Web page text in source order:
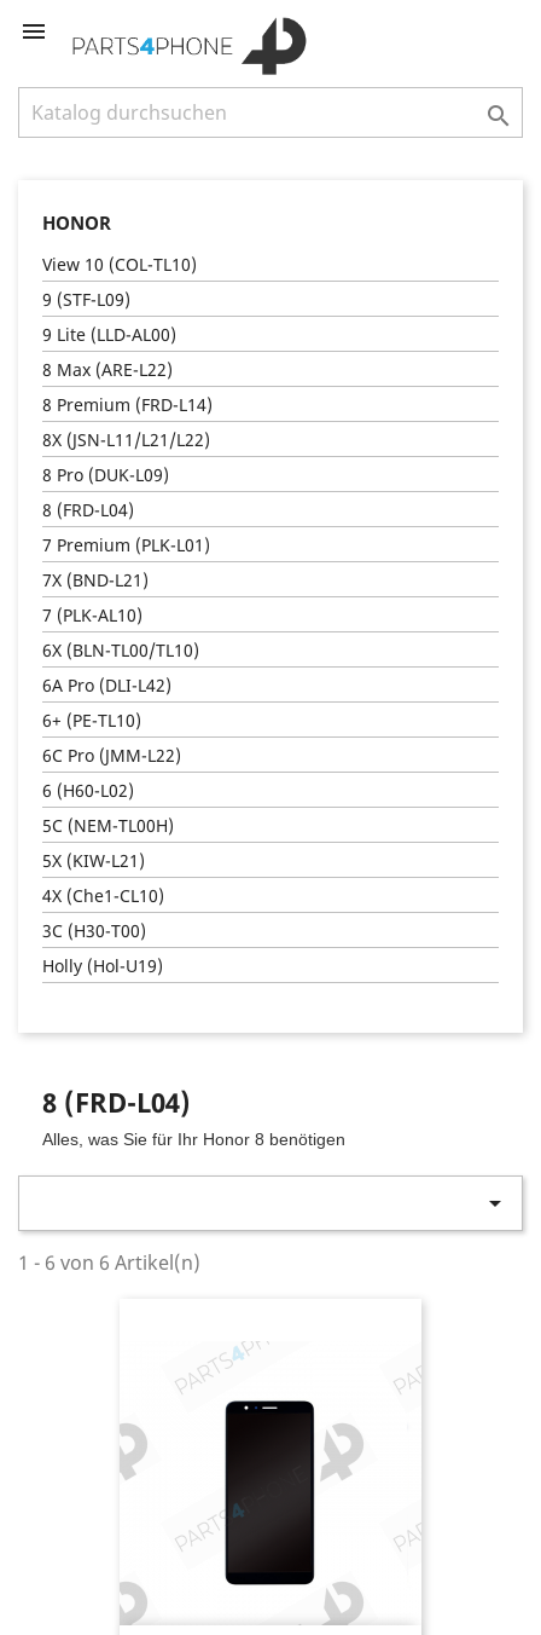


HONOR
View 10 (COL-TL10)
9 (STF-L09)
9 Lite (LLD-AL00)
8 Max (ARE-L22)
8 Premium (FRD-L14)
8X (JSN-L11/L21/L22)
8 Pro (DUK-L09)
8 (FRD-L04)
7 Premium (PLK-L01)
7X (BND-L21)
7 (PLK-AL10)
6X (BLN-TL00/TL10)
6A Pro (DLI-L42)
6+ (PE-TL10)
6C Pro (JMM-L22)
6 (H60-L02)
5C (NEM-TL00H)
5X (KIW-L21)
4X (Che1-CL10)
3C (H30-T00)
Holly (Hol-U19)
8 (FRD-L04)
Alles, was Sie für Ihr Honor 8 benötigen

1 - 6 von 6 Artikel(n)